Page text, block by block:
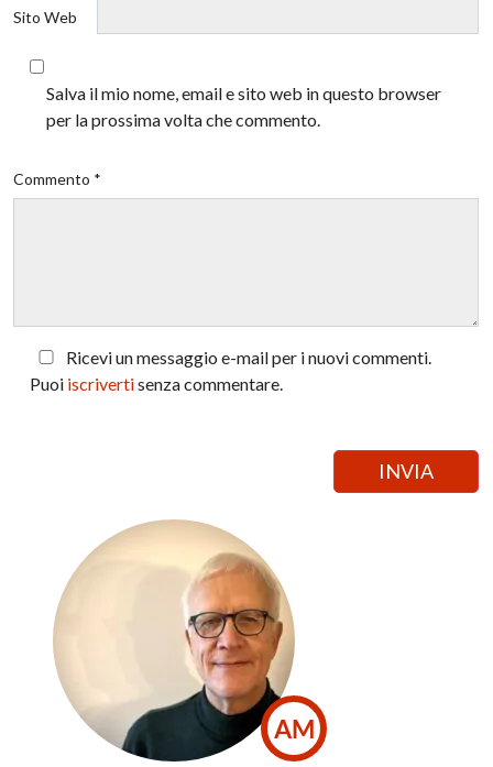
Sito Web
Salva il mio nome, email e sito web in questo browser
per la prossima volta che commento.
Commento *
Ricevi un messaggio e-mail per i nuovi commenti.
Puoi iscrivertisenza commentare.
AM